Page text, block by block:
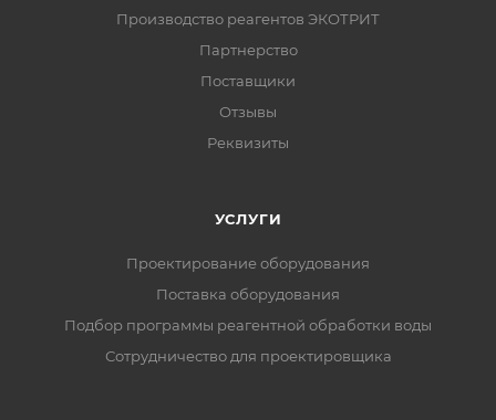
Производство реагентов ЭКОТРИТ
Партнерство
Поставщики
Отзывы
Реквизиты
УСЛУГИ
Проектирование оборудования
Поставка оборудования
Подбор программы реагентной обработки воды
Сотрудничество для проектировщика